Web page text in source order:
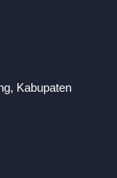
Kabupaten